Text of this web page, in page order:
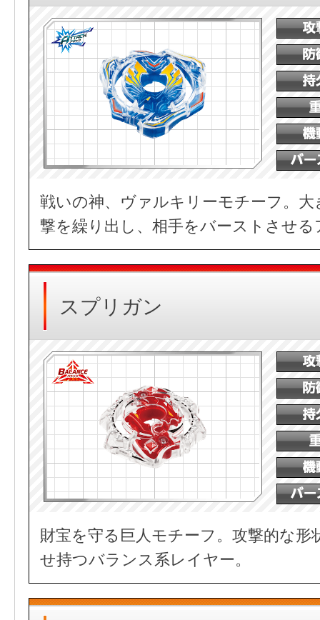
戦いの神、ヴァルキリーモチーフ。
撃を繰り出し、相手をバーストさせ
スプリガン
財宝を守る巨人モチーフ。攻撃的な形
せ持つバランス系レイヤー。